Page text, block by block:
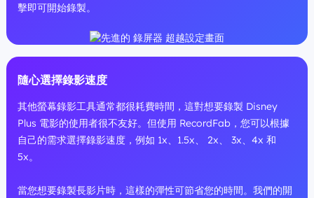
擊即可開始錄製。
隨心選擇錄影速度
其他螢幕錄影工具通常都很耗費時間，這對想要錄製 Disney
Plus 電影的使用者很不友好。但使用 RecordFab，您可以根據
自己的需求選擇錄影速度，例如 1x、1.5x、 2x、 3x、4x 和
5x。
當您想要錄製長影片時，這樣的彈性可節省您的時間。我們的開